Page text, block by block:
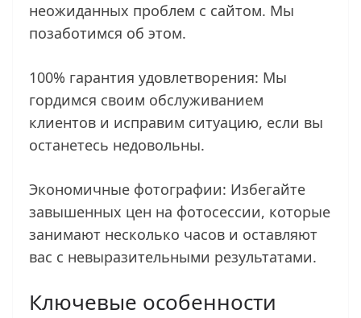
неожиданных проблем с сайтом. Мы
позаботимся об этом.
100% гарантия удовлетворения: Мы
гордимся своим обслуживанием
клиентов и исправим ситуацию, если вы
останетесь недовольны.
Экономичные фотографии: Избегайте
завышенных цен на фотосессии, которые
занимают несколько часов и оставляют
вас с невыразительными результатами.
Ключевые особенности